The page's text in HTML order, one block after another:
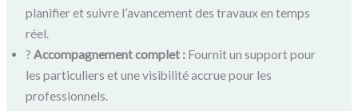
planifier et suivre l’avancement des travaux en temps
réel.
?Accompagnement complet : Fournit un support pour
les particuliers et une visibilité accrue pour les
professionnels.